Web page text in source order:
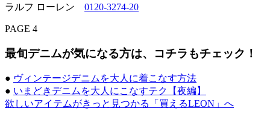
ラルフ ローレン 0120-3274-20
PAGE 4
最旬デニムが気になる方は、コチラもチェック！
● ヴィンテージデニムを大人に着こなす方法
● いまどきデニムを大人にこなすテク【夜編】
欲しいアイテムがきっと見つかる「買えるLEON」へ